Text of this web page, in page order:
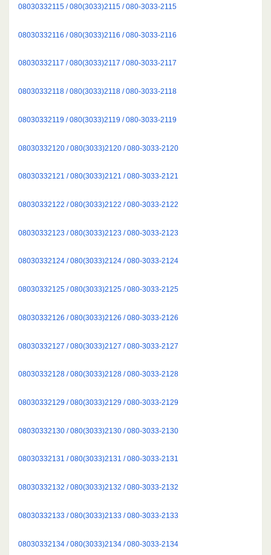
08030332115 / 080(3033)2115 / 080-3033-2115
08030332116 / 080(3033)2116 / 080-3033-2116
08030332117 / 080(3033)2117 / 080-3033-2117
08030332118 / 080(3033)2118 / 080-3033-2118
08030332119 / 080(3033)2119 / 080-3033-2119
08030332120 / 080(3033)2120 / 080-3033-2120
08030332121 / 080(3033)2121 / 080-3033-2121
08030332122 / 080(3033)2122 / 080-3033-2122
08030332123 / 080(3033)2123 / 080-3033-2123
08030332124 / 080(3033)2124 / 080-3033-2124
08030332125 / 080(3033)2125 / 080-3033-2125
08030332126 / 080(3033)2126 / 080-3033-2126
08030332127 / 080(3033)2127 / 080-3033-2127
08030332128 / 080(3033)2128 / 080-3033-2128
08030332129 / 080(3033)2129 / 080-3033-2129
08030332130 / 080(3033)2130 / 080-3033-2130
08030332131 / 080(3033)2131 / 080-3033-2131
08030332132 / 080(3033)2132 / 080-3033-2132
08030332133 / 080(3033)2133 / 080-3033-2133
08030332134 / 080(3033)2134 / 080-3033-2134